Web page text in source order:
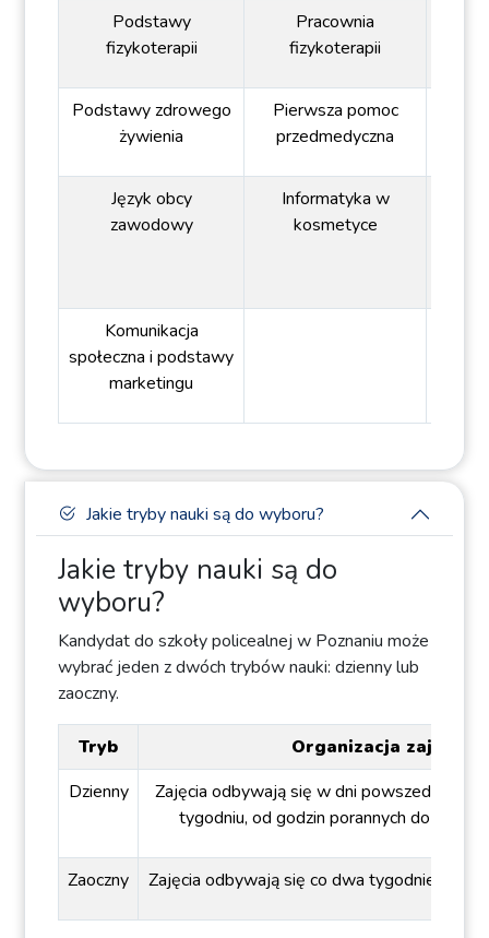
Podstawy
fizykoterapii
Pracownia
fizykoterapii
Podstawy zdrowego
żywienia
Pierwsza pomoc
przedmedyczna
Język obcy
zawodowy
Informatyka w
kosmetyce
Komunikacja
społeczna i podstawy
marketingu
Jakie tryby nauki są do wyboru?
Jakie tryby nauki są do
wyboru?
Kandydat do szkoły policealnej w Poznaniu może
wybrać jeden z dwóch trybów nauki: dzienny lub
zaoczny.
Tryb
Organizacja zajęć
Dzienny
Zajęcia odbywają się w dni powszednie,
tygodniu, od godzin porannych do
Zaoczny Zajęcia odbywają się co dwa tygodnie w